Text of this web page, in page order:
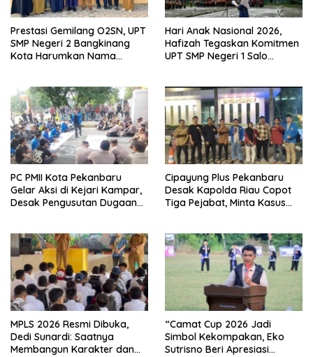
Prestasi Gemilang O2SN, UPT
SMP Negeri 2 Bangkinang
Kota Harumkan Nama
Hari Anak Nasional 2026,
Hafizah Tegaskan Komitmen
UPT SMP Negeri 1 Salo
PC PMII Kota Pekanbaru
Gelar Aksi di Kejari Kampar,
Desak Pengusutan Dugaan
Cipayung Plus Pekanbaru
Desak Kapolda Riau Copot
Tiga Pejabat, Minta Kasus
MPLS 2026 Resmi Dibuka,
Dedi Sunardi: Saatnya
Membangun Karakter dan
“Camat Cup 2026 Jadi
Simbol Kekompakan, Eko
Sutrisno Beri Apresiasi